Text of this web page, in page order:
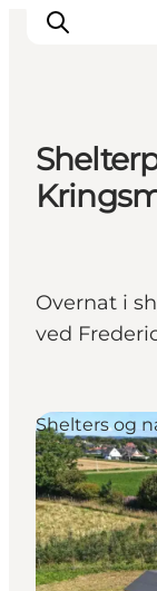
Det sker
Oplevelser
Planlæg
Book
Overnat i
ved
Shelters og